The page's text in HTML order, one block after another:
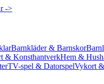
->
Barnkläder & Barnskor
& KonsthantverkHem &
TV-spel & DatorspelVykort